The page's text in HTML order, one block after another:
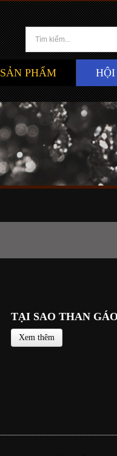
SẢN PHẨM
TẠI SAO THAN
Xem thêm